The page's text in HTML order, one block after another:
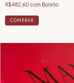
R$482,60 com Boleto
COMPRAR